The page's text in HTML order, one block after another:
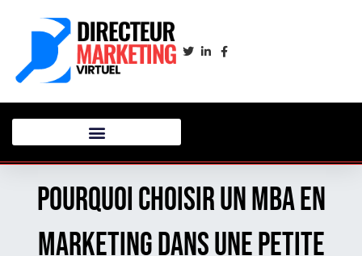
Pourquoi choisir un MBA en
Marketing dans une petite